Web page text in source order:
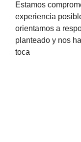
Estamos
experiencia
orientamos a
planteado y nos
toca